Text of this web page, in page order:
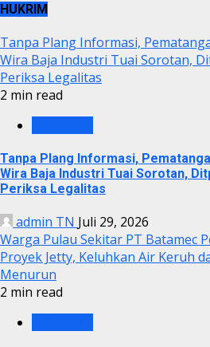
HUKRIM
Tanpa Plang Informasi,
Wira Baja Industri Tuai Sorotan,
Periksa Legalitas
2 min read
Tanpa Plang Informasi,
Wira Baja Industri Tuai Sorotan,
Periksa Legalitas
admin TN Juli 29, 2026
Warga Pulau Sekitar PT Batamec
Proyek Jetty, Keluhkan Air Keruh
Menurun
2 min read